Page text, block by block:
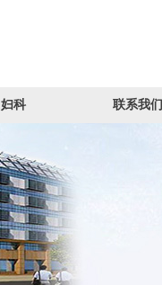
妇科 联系我们